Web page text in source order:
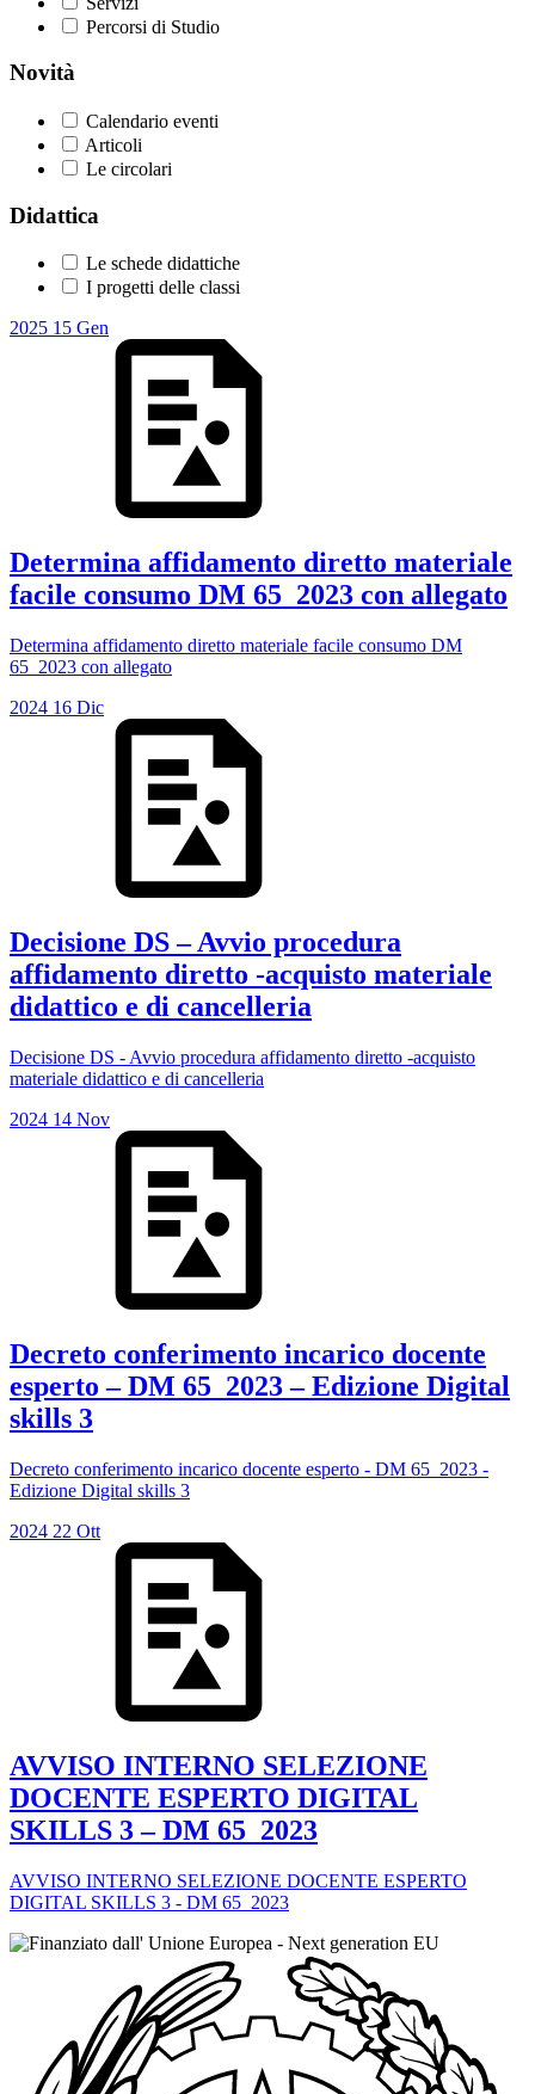
Percorsi di Studio
Novità
Calendario eventi
Articoli
Le circolari
Didattica
Le schede didattiche
I progetti delle classi
2025 15 Gen
Determina affidamento diretto materiale
facile consumo DM 65_2023 con allegato
Determina affidamento diretto materiale facile consumo DM
65_2023 con allegato
2024 16 Dic
Decisione DS – Avvio procedura
affidamento diretto -acquisto materiale
didattico e di cancelleria
Decisione DS - Avvio procedura affidamento diretto -acquisto
materiale didattico e di cancelleria
2024 14 Nov
Decreto conferimento incarico docente
esperto – DM 65_2023 – Edizione Digital
skills 3
Decreto conferimento incarico docente esperto - DM 65_2023 -
Edizione Digital skills 3
2024 22 Ott
AVVISO INTERNO SELEZIONE
DOCENTE ESPERTO DIGITAL
SKILLS 3 – DM 65_2023
AVVISO INTERNO SELEZIONE DOCENTE ESPERTO
DIGITAL SKILLS 3 - DM 65_2023